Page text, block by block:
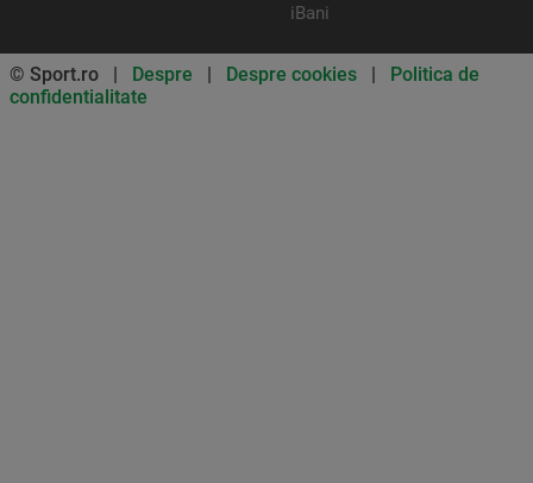
iBani
© Sport.ro | Despre | Despre cookies | Politica de
confidentialitate